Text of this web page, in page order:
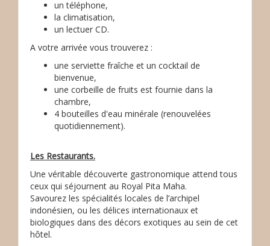
un téléphone,
la climatisation,
un lectuer CD.
A votre arrivée vous trouverez :
une serviette fraîche et un cocktail de
bienvenue,
une corbeille de fruits est fournie dans la
chambre,
4 bouteilles d'eau minérale (renouvelées
quotidiennement).
Les Restaurants.
Une véritable découverte gastronomique attend tous
ceux qui séjournent au Royal Pita Maha.
Savourez les spécialités locales de l’archipel
indonésien, ou les délices internationaux et
biologiques dans des décors exotiques au sein de cet
hôtel.